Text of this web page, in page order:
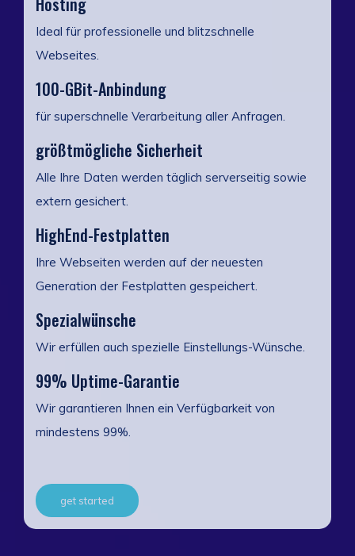
Ideal für professionelle und blitzschnelle
Webseites.
100-GBit-Anbindung
für superschnelle Verarbeitung aller Anfragen.
größtmögliche Sicherheit
Alle Ihre Daten werden täglich serverseitig sowie
extern gesichert.
HighEnd-Festplatten
Ihre Webseiten werden auf der neuesten
Generation der Festplatten gespeichert.
Spezialwünsche
Wir erfüllen auch spezielle Einstellungs-Wünsche.
99% Uptime-Garantie
Wir garantieren Ihnen ein Verfügbarkeit von
mindestens 99%.
get started